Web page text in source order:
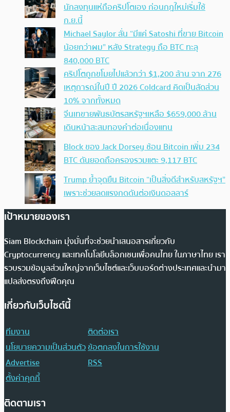
นักลงทุนแห่ถือคริปโตเอง ก่อนกฎใหม่เริ่มใช้
ก.ย.นี้
Michael Saylor ลั่น “มีแค่ Satoshi ที่ขาย Bitcoin
น้อยกว่าผม” หลัง Strategy ถือ BTC ทะลุ
840,000 BTC
คริปโตถูกขโมยไปแล้วกว่า $1,200 ล้าน จาก 276
เหตุการณ์ในปี ปี 2026 Coldcard คิดเป็นสัดส่วน
10% จากทั้งหมด
จีนเทขายพันธบัตรสหรัฐฯเหลือ $659,000 ล้าน
เดินหน้าสะสมทองคำต่อเนื่องแทน
Block ของ Jack Dorsey ช้อน Bitcoin เพิ่ม 234
BTC ดันยอดถือครองรวมแตะ 9,117 BTC
Trump ย้ำจุดยืน Bitcoin “เป็นสิ่งดีสำหรับสหรัฐฯ”
เพราะช่วยลดแรงกดดันต่อเงินดอลลาร์
เป้าหมายของเรา
Siam Blockchain มุ่งมั่นที่จะช่วยนำเสนอสารเกี่ยวกับ
Cryptocurrency และเทคโนโลยีบล็อกเชนเพื่อคนไทย ในภาษาไทย เรา
รวบรวมข้อมูลส่วนใหญ่จากเว็บไซต์และเว็บบอร์ดต่างประเทศและนำมา
แปลส่งตรงถึงฟีดคุณ
เกี่ยวกับเว็บไซต์นี้
ทีมงาน
ติดต่อเรา
นโยบายความเป็นส่วนตัวข้อตกลงในการใช้งาน
Advertise
RSS
ตั้งค่าคุกกี้
ติดตามเรา